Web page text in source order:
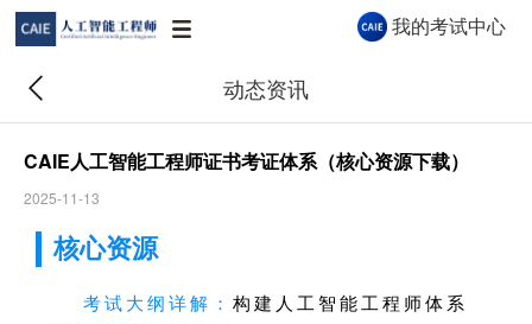
我的考试中心
动态资讯
CAIE人工智能工程师证书考证体系（核心资源下载）
2025-11-13
核心资源
考试大纲详解： 构建人工智能工程师体系
CAIE AI 助手
CAIE AI 助手 · 秒级解答认证与报考问题